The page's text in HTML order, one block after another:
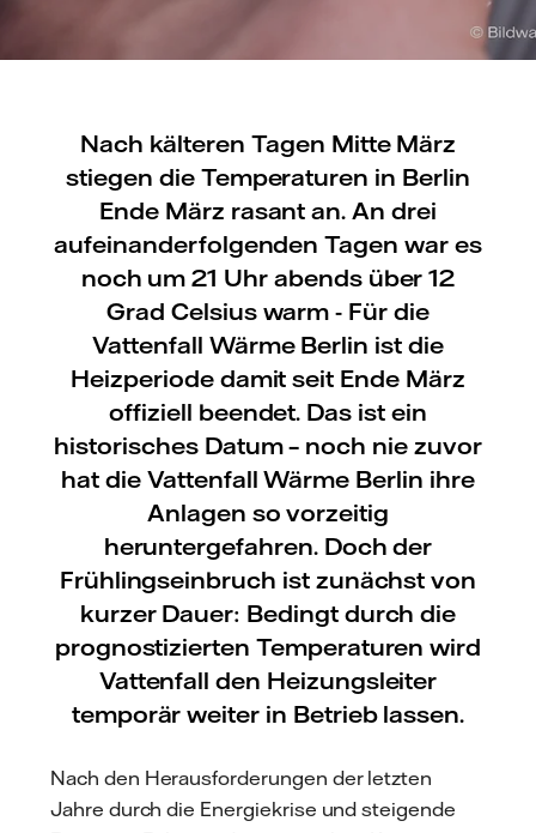
Nach kälteren Tagen Mitte März
stiegen die Temperaturen in Berlin
Ende März rasant an. An drei
aufeinanderfolgenden Tagen war es
noch um 21 Uhr abends über 12
Grad Celsius warm - Für die
Vattenfall Wärme Berlin ist die
Heizperiode damit seit Ende März
offiziell beendet. Das ist ein
historisches Datum – noch nie zuvor
hat die Vattenfall Wärme Berlin ihre
Anlagen so vorzeitig
heruntergefahren. Doch der
Frühlingseinbruch ist zunächst von
kurzer Dauer: Bedingt durch die
prognostizierten Temperaturen wird
Vattenfall den Heizungsleiter
temporär weiter in Betrieb lassen.
Nach den Herausforderungen der letzten
Jahre durch die Energiekrise und steigende